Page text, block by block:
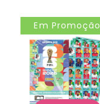
Em Promoção